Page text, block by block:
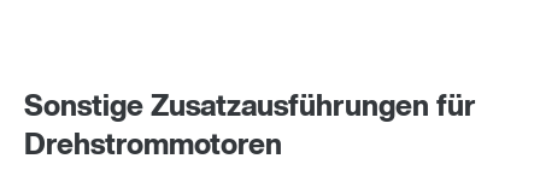
Sonstige Zusatzausführungen für
Drehstrommotoren